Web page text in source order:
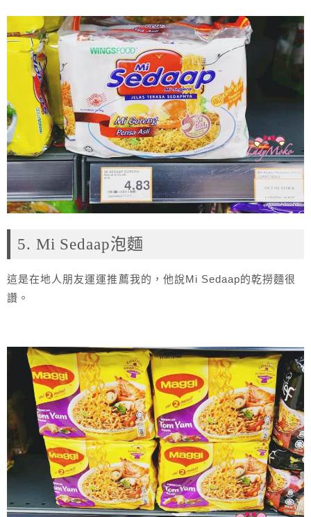
5. Mi Sedaap泡麵
這是在地人朋友運運推薦我的，他說Mi Sedaap的乾撈麵很
讚。